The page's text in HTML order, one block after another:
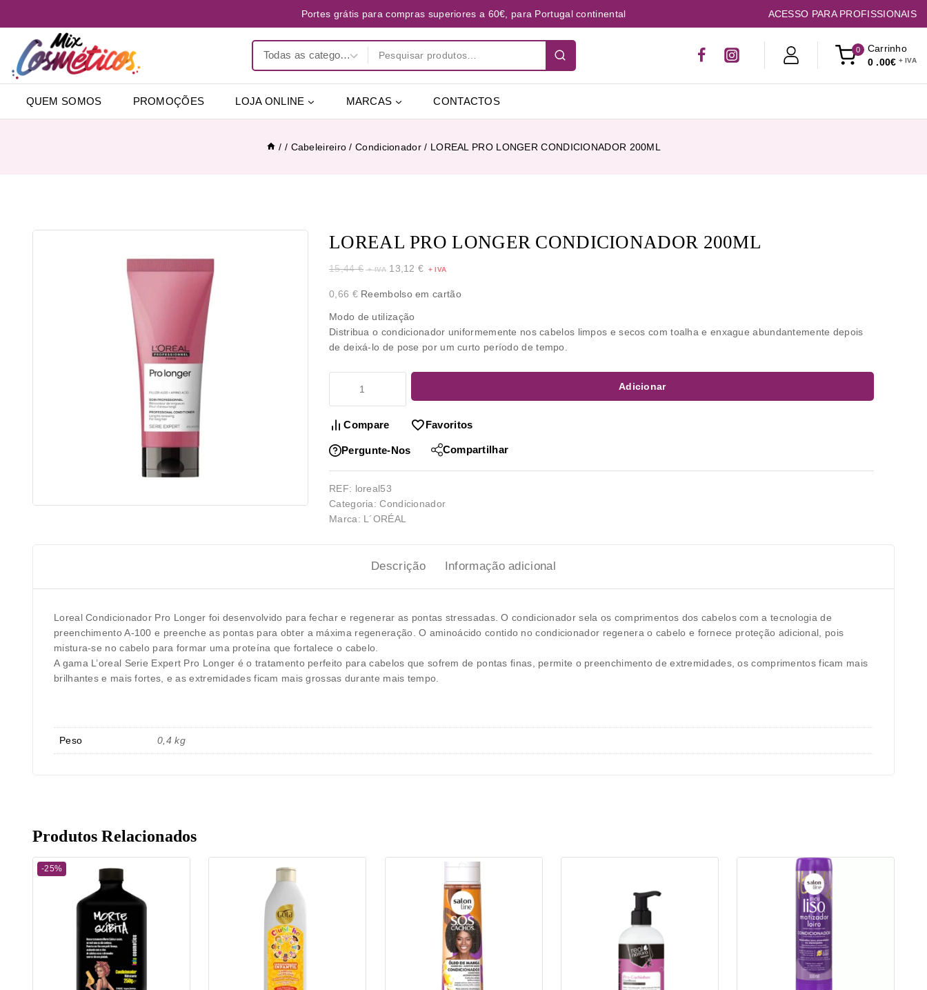
Portes grátis para compras superiores a 60€, para Portugal continental ACESSO PARA PROFISSIONAIS
0
Carrinho
0 .00€
QUEM SOMOS PROMOÇÕES LOJA ONLINE MARCAS CONTACTOS
/ / Cabeleireiro / Condicionador / LOREAL PRO LONGER CONDICIONADOR 200ML
LOREAL PRO LONGER CONDICIONADOR 200ML
15,44€ 13,12€
0,66 €Reembolso em cartão
Modo de utilização
Distribua o condicionador uniformemente nos cabelos limpos e secos com toalha e enxague abundantemente depois
de deixá-lo de pose por um curto período de tempo.
Adicionar
Compare Favoritos
Pergunte-Nos Compartilhar
REF: loreal53
Categoria:Condicionador
Marca: L´ORÉAL
Descrição Informação adicional
Loreal Condicionador Pro Longer foi desenvolvido para fechar e regenerar as pontas stressadas. O condicionador sela os comprimentos dos cabelos com a tecnologia de
preenchimento A-100 e preenche as pontas para obter a máxima regeneração. O aminoácido contido no condicionador regenera o cabelo e fornece proteção adicional, pois
mistura-se no cabelo para formar uma proteína que fortalece o cabelo.
A gama L’oreal Serie Expert Pro Longer é o tratamento perfeito para cabelos que sofrem de pontas finas, permite o preenchimento de extremidades, os comprimentos ficam mais
brilhantes e mais fortes, e as extremidades ficam mais grossas durante mais tempo.
Peso 0,4 kg
Produtos Relacionados
-25%